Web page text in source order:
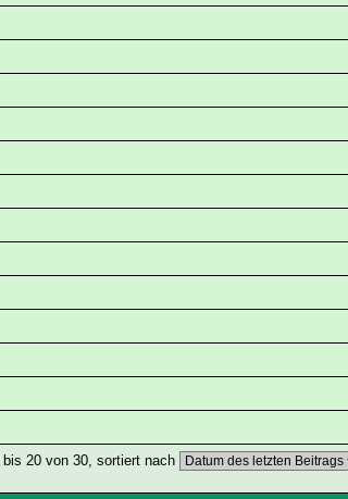
20 von 30, sortiert nach